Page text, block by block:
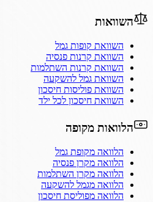
השוואות
השוואת קופות גמל
השוואת קרנות פנסיה
השוואת קרנות השתלמות
השוואת גמל להשקעה
השוואת פוליסות חיסכון
השוואת חיסכון לכל ילד
הלוואות מקופה
הלוואה מקופת גמל
הלוואה מקרן פנסיה
הלוואה מקרן השתלמות
הלוואה מגמל להשקעה
הלוואה מפוליסת חיסכון